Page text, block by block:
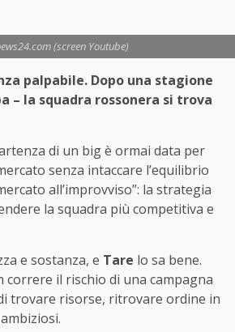
(screen Youtube)
palpabile. Dopo una stagione
– la squadra rossonera si trova
di un big è ormai data per
senza intaccare l’equilibrio
all’improvviso”: la strategia
la squadra più competitiva e
e sostanza, e Tare lo sa bene.
il rischio di una campagna
trovare risorse, ritrovare ordine in